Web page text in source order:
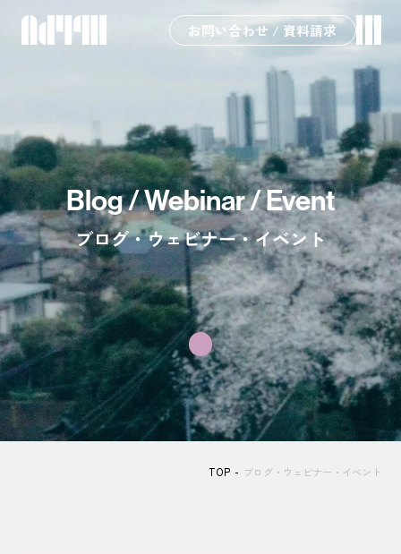
お問い合わせ / 資料請求
Blog / Webinar / Event
ブログ・ウェビナー・イベント
TOP ブログ・ウェビナー・イベント